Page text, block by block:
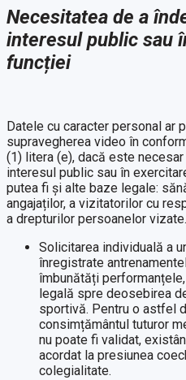
Necesitatea de a
interesul public sau
funcției
Datele cu caracter personal ar
supravegherea video în
(1) litera (e), dacă este
interesul public sau în
putea fi și alte baze legale:
angajaților, a vizitatorilor cu
a drepturilor persoanelor vizate.
Solicitarea individuală a
înregistrate
îmbunătăți
legală spre deosebirea
sportivă. Pentru o astfel
consimțământul tuturor
nu poate fi validat,
acordat la presiunea
colegialitate.